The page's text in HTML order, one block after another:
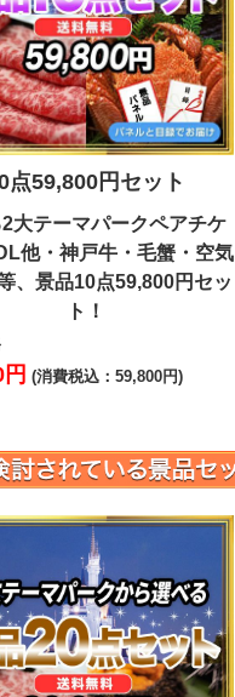
点59,800円セット
大テーマパークペアチケ
他・神戸牛・毛蟹・空気
、景品10点59,800円セッ
ト！
(消費税込：59,800円)